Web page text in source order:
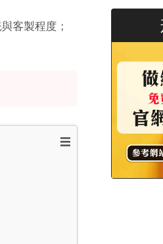
客製程度；
☰